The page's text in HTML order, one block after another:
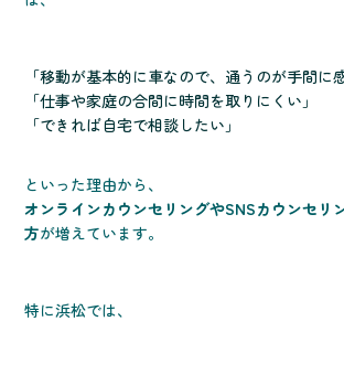
「移動が基本的に車なので、通うのが手間に
「仕事や家庭の合間に時間を取りにくい」
「できれば自宅で相談したい」
といった理由から、
オンラインカウンセリングやSNSカウンセリ
方が増えています。
特に浜松では、